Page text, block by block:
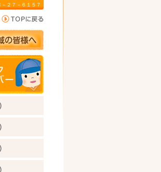
２７－６１５７